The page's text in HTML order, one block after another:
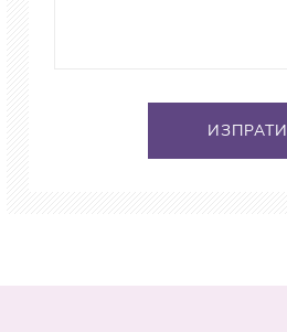
ИЗПРАТИ